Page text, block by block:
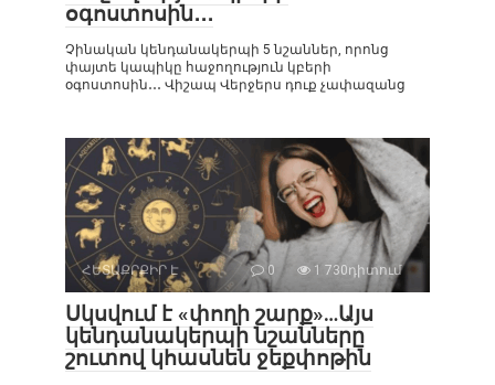
օգոստոսին․․․
Չինական կենդանակերպի 5 նշաններ, որոնց
փայտե կապիկը հաջողություն կբերի
օգոստոսին․․․ Վիշապ Վերջերս դուք չափազանց
ՀԵՏԱՔՐՔԻՐ Է 0 1 730դիտում
Սկսվում է «փողի շարք»…Այս
կենդանակերպի նշանները
շուտով կհասնեն ջեքփոթին